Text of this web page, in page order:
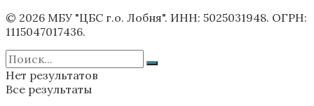
© 2026 МБУ "ЦБС г.о. Лобня". ИНН: 5025031948. ОГРН:
1115047017436.
Нет результатов
Все результаты